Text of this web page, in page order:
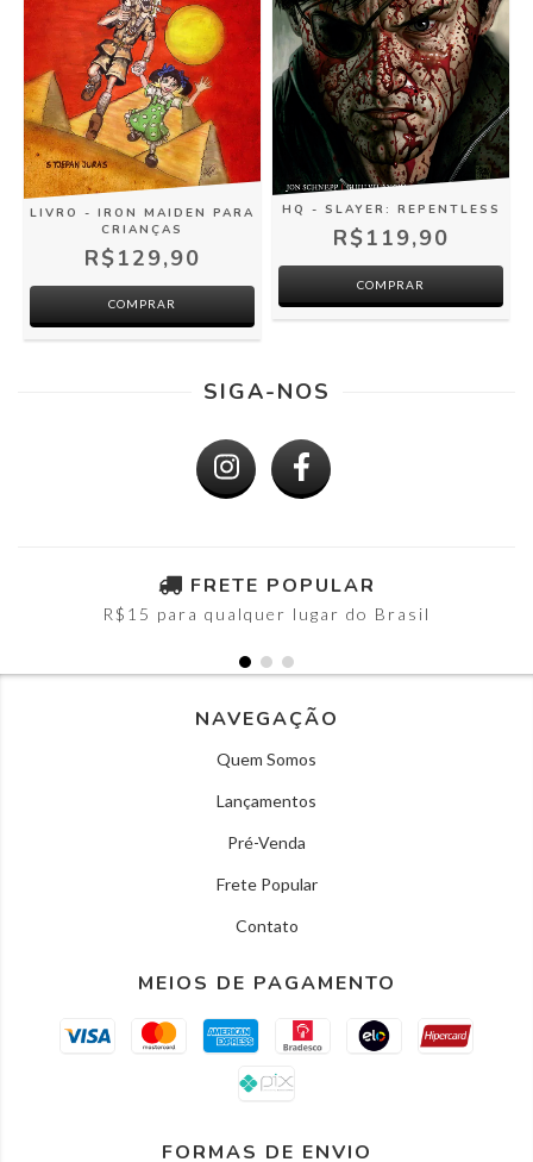
LIVRO - IRON MAIDEN PARA
CRIANÇAS
R$129,90
COMPRAR
HQ - SLAYER: REPENTLESS
R$119,90
SIGA-NOS
FRETE POPULAR
R$15 para qualquer lugar do Brasil
NAVEGAÇÃO
Quem Somos
Lançamentos
Pré-Venda
Frete Popular
Contato
MEIOS DE PAGAMENTO
FORMAS DE ENVIO